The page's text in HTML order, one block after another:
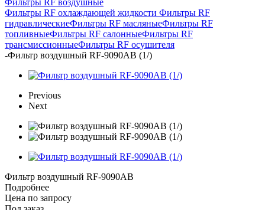
Фильтры RF охлаждающей жидкости Фильтры RF
гидравлическиеФильтры RF масляныеФильтры RF
топливныеФильтры RF салонныеФильтры RF
трансмиссионныеФильтры RF осушителя
-Фильтр воздушный RF-9090AB (1/)
Previous
Next
Фильтр воздушный RF-9090AB
Подробнее
Цена по запросу